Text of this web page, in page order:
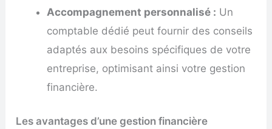
Accompagnement personnalisé : Un
comptable dédié peut fournir des conseils
adaptés aux besoins spécifiques de votre
entreprise, optimisant ainsi votre gestion
financière.
Les avantages d’une gestion financière